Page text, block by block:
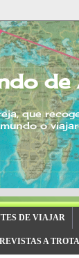
que
o
DE VIAJAR
A